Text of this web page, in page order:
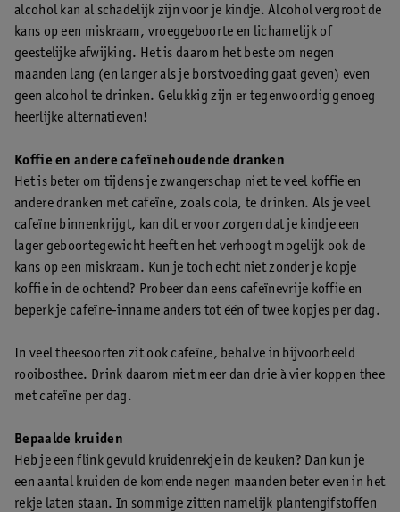
alcohol kan al schadelijk zijn voor je kindje. Alcohol vergroot de
kans op een miskraam, vroeggeboorte en lichamelijk of
geestelijke afwijking. Het is daarom het beste om negen
maanden lang (en langer als je borstvoeding gaat geven) even
geen alcohol te drinken. Gelukkig zijn er tegenwoordig genoeg
heerlijke alternatieven!
Koffie en andere cafeïnehoudende dranken
Het is beter om tijdens je zwangerschap niet te veel koffie en
andere dranken met cafeïne, zoals cola, te drinken. Als je veel
cafeïne binnenkrijgt, kan dit ervoor zorgen dat je kindje een
lager geboortegewicht heeft en het verhoogt mogelijk ook de
kans op een miskraam. Kun je toch echt niet zonder je kopje
koffie in de ochtend? Probeer dan eens cafeïnevrije koffie en
beperk je cafeïne-inname anders tot één of twee kopjes per dag.
In veel theesoorten zit ook cafeïne, behalve in bijvoorbeeld
rooibosthee. Drink daarom niet meer dan drie à vier koppen thee
met cafeïne per dag.
Bepaalde kruiden
Heb je een flink gevuld kruidenrekje in de keuken? Dan kun je
een aantal kruiden de komende negen maanden beter even in het
rekje laten staan. In sommige zitten namelijk plantengifstoffen